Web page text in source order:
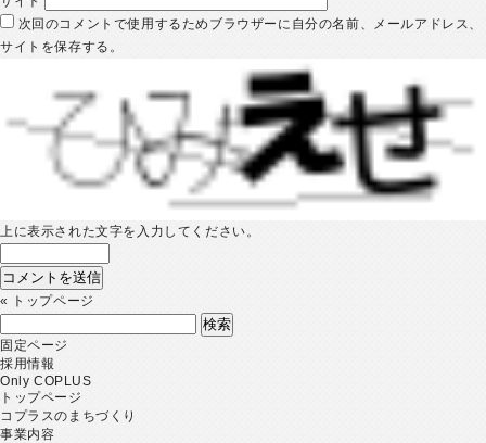
次回のコメントで使用するためブラウザーに自分の名前、メールアドレス、
サイトを保存する。
上に表示された文字を入力してください。
«
トップページ
索:
固定ページ
採用情報
Only COPLUS
トップページ
コプラスのまちづくり
事業内容